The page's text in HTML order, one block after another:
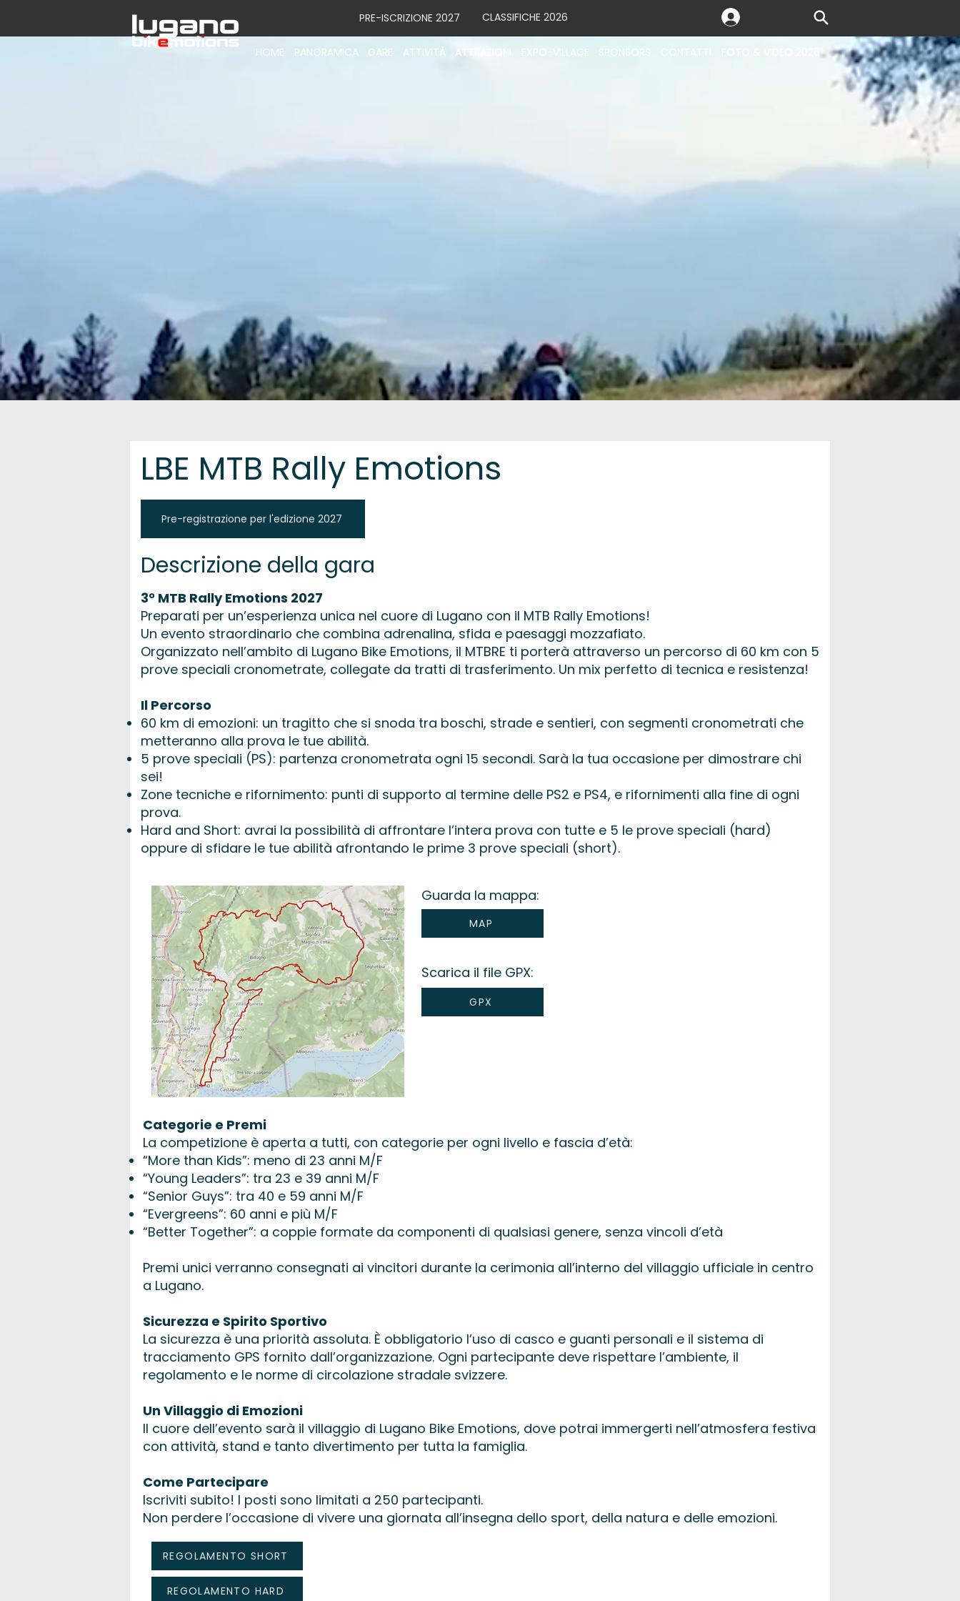
PRE-ISCRIZIONE 2027 CLASSIFICHE 2026
HOME PANORAMICA GARE ATTIVITÀ ATTRAZIONI EXPO-VILLAGE SPONSORS CONTATTI
LBE MTB Rally Emotions
Pre-registrazione per l'edizione 2027
Descrizione della gara
3° MTB Rally Emotions 2027
Preparati per un’esperienza unica nel cuore di Lugano con il MTB Rally Emotions!
Un evento straordinario che combina adrenalina, sfida e paesaggi mozzafiato.
Organizzato nell’ambito di Lugano Bike Emotions, il MTBRE ti porterà attraverso un percorso di 60 km con 5
prove speciali cronometrate, collegate da tratti di trasferimento. Un mix perfetto di tecnica e resistenza!
Il Percorso
60 km di emozioni: un tragitto che si snoda tra boschi, strade e sentieri, con segmenti cronometrati che
metteranno alla prova le tue abilità.
5 prove speciali (PS): partenza cronometrata ogni 15 secondi. Sarà la tua occasione per dimostrare chi
sei!
Zone tecniche e rifornimento: punti di supporto al termine delle PS2 e PS4, e rifornimenti alla fine di ogni
prova.
Hard and Short: avrai la possibilità di affrontare l’intera prova con tutte e 5 le prove speciali (hard)
oppure di sfidare le tue abilità afrontando le prime 3 prove speciali (short).
Guarda la mappa:
Scarica il file GPX:
MAP
GPX
Categorie e Premi
La competizione è aperta a tutti, con categorie per ogni livello e fascia d’età:
“More than Kids”: meno di 23 anni M/F
“Young Leaders”: tra 23 e 39 anni M/F
“Senior Guys”: tra 40 e 59 anni M/F
“Evergreens”: 60 anni e più M/F
“Better Together”: a coppie formate da componenti di qualsiasi genere, senza vincoli d’età
Premi unici verranno consegnati ai vincitori durante la cerimonia all’interno del villaggio ufficiale in centro
a Lugano.
Sicurezza e Spirito Sportivo
La sicurezza è una priorità assoluta. È obbligatorio l’uso di casco e guanti personali e il sistema di
tracciamento GPS fornito dall’organizzazione. Ogni partecipante deve rispettare l’ambiente, il
regolamento e le norme di circolazione stradale svizzere.
Un Villaggio di Emozioni
Il cuore dell’evento sarà il villaggio di Lugano Bike Emotions, dove potrai immergerti nell’atmosfera festiva
con attività, stand e tanto divertimento per tutta la famiglia.
Come Partecipare
Iscriviti subito! I posti sono limitati a 250 partecipanti.
Non perdere l’occasione di vivere una giornata all’insegna dello sport, della natura e delle emozioni.​
REGOLAMENTO SHORT
REGOLAMENTO HARD